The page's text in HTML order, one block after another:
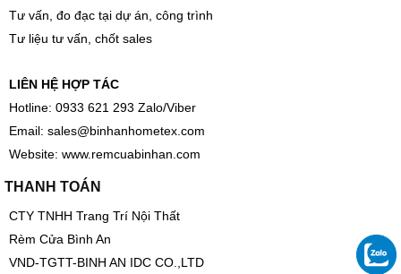
Tư vấn, đo đạc tại dự án, công trình
Tư liệu tư vấn, chốt sales
LIÊN HỆ HỢP TÁC
Hotline: 0933 621 293 Zalo/Viber
Email: sales@binhanhometex.com
Website: www.remcuabinhan.com
THANH TOÁN
CTY TNHH Trang Trí Nội Thất
Rèm Cửa Bình An
VND-TGTT-BINH AN IDC CO.,LTD